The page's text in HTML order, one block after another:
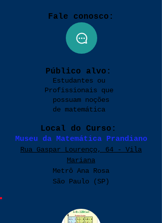
Fale conosco:
Público alvo:
Estudantes ou
Profissionais que
possuam noções
de matemática
Local do Curso:
Museu da Matemática Prandiano
Rua Gaspar Lourenço, 64 - Vila
Mariana
Metrô Ana Rosa
São Paulo (SP)